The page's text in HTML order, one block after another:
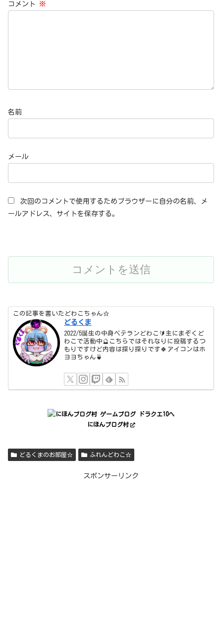
コメント ※
名前
メール
次回のコメントで使用するためブラウザーに自分の名前、メ
ールアドレス、サイトを保存する。
この記事を書いたどわこちゃん☆
どるくま
2022/5誕生の中身ベテランどわこ🔰主にまぞくど
わこで活動中🔮こちらではそれなりに投稿するつ
もりですけど内容は探り探りです🍀アイコンはホ
ヨヨちゃん🍵
にほんブログ村
どるくまのお部屋☆ ふれんどわこ☆
スポンサーリンク